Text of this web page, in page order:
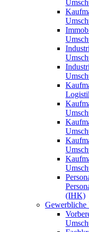
(IHK)
Gewerbliche